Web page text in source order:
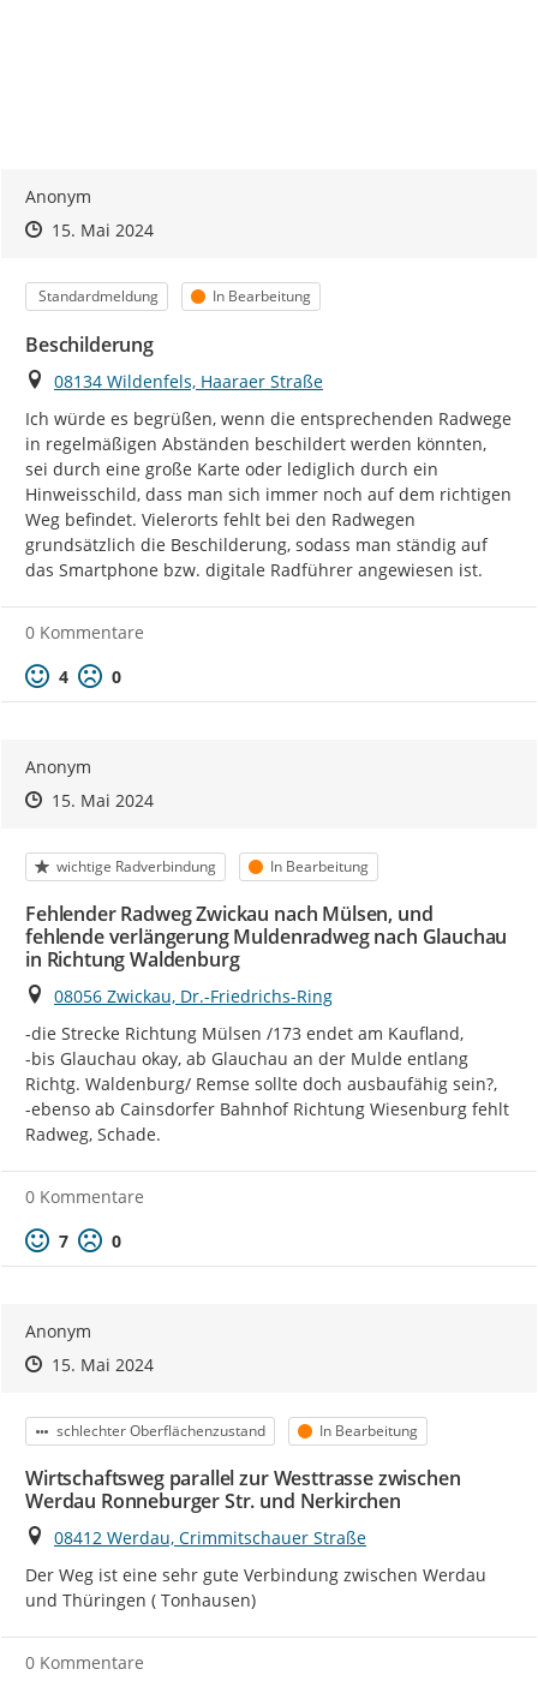
Anonym
Zeitpunkt des Erstellens
Zeitpunkt des Erstellens
15. Mai 2024Zur Äußerung
Kategorie
Standardmeldung Status
In Bearbeitung
Beschilderung
Ort
08134 Wildenfels, Haaraer Straße
Ich würde es begrüßen, wenn die entsprechenden Radwege
in regelmäßigen Abständen beschildert werden könnten,
sei durch eine große Karte oder lediglich durch ein
Hinweisschild, dass man sich immer noch auf dem richtigen
Weg befindet. Vielerorts fehlt bei den Radwegen
grundsätzlich die Beschilderung, sodass man ständig auf
das Smartphone bzw. digitale Radführer angewiesen ist.
0 Kommentare
Positive Bewertung
4 Negative Bewertung
0
Anonym
Zeitpunkt des Erstellens
Zeitpunkt des Erstellens
15. Mai 2024Zur Äußerung
Kategorie
wichtige Radverbindung Status
In Bearbeitung
Fehlender Radweg Zwickau nach Mülsen, und
fehlende verlängerung Muldenradweg nach Glauchau
in Richtung Waldenburg
Ort
08056 Zwickau, Dr.-Friedrichs-Ring
-die Strecke Richtung Mülsen /173 endet am Kaufland,
-bis Glauchau okay, ab Glauchau an der Mulde entlang
Richtg. Waldenburg/ Remse sollte doch ausbaufähig sein?,
-ebenso ab Cainsdorfer Bahnhof Richtung Wiesenburg fehlt
Radweg, Schade.
0 Kommentare
Positive Bewertung
7 Negative Bewertung
0
Anonym
Zeitpunkt des Erstellens
Zeitpunkt des Erstellens
15. Mai 2024Zur Äußerung
Kategorie
schlechter Oberflächenzustand Status
In Bearbeitung
Wirtschaftsweg parallel zur Westtrasse zwischen
Werdau Ronneburger Str. und Nerkirchen
Ort
08412 Werdau, Crimmitschauer Straße
Der Weg ist eine sehr gute Verbindung zwischen Werdau
und Thüringen ( Tonhausen)
0 Kommentare